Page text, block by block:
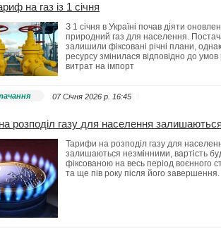
на газ із 1 січня
З 1 січня в Україні почав діяти
природний газ для населення.
залишили фіксовані річні плани,
ресурсу змінилася відповідно до умов
витрат на імпорт
07 Січня 2026 p. 16:45
розподіл газу для населення
Тарифи на розподіл газу для
залишаються незмінними, вартість
фіксованою на весь період воєнного
та ще пів року після його завершення.